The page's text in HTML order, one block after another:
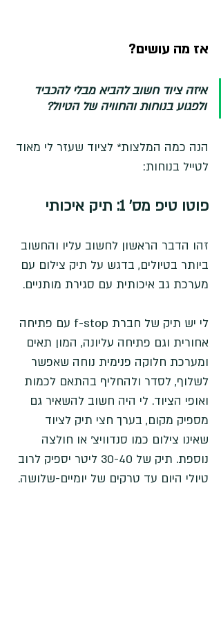
אז מה עושים?
איזה ציוד חשוב להביא מבלי להכביד
ולפגוע בנוחות והחוויה של הטיול?
הנה כמה המלצות* לציוד שעזר לי מאוד
לטייל בנוחות:
פוטו טיפ מס' 1: תיק איכותי
זהו הדבר הראשון לחשוב עליו והחשוב
ביותר בטיולים, בדגש על תיק צילום עם
מערכת גב איכותית עם סגירת מותניים.
לי יש תיק של חברת f-stop עם פתיחה
אחורית וגם פתיחה עליונה, המון תאים
ומערכת חלוקה פנימית נוחה שאפשר
לשלוף, לסדר ולהחליף בהתאם לכמות
ואופי הציוד. לי היה חשוב להשאיר גם
מספיק מקום, בערך חצי תיק לציוד
שאינו צילום כמו סנדוויצ' או חולצה
נוספת. תיק של 30-40 ליטר יספיק לרוב
טיולי היום עד טרקים של יומיים-שלושה.